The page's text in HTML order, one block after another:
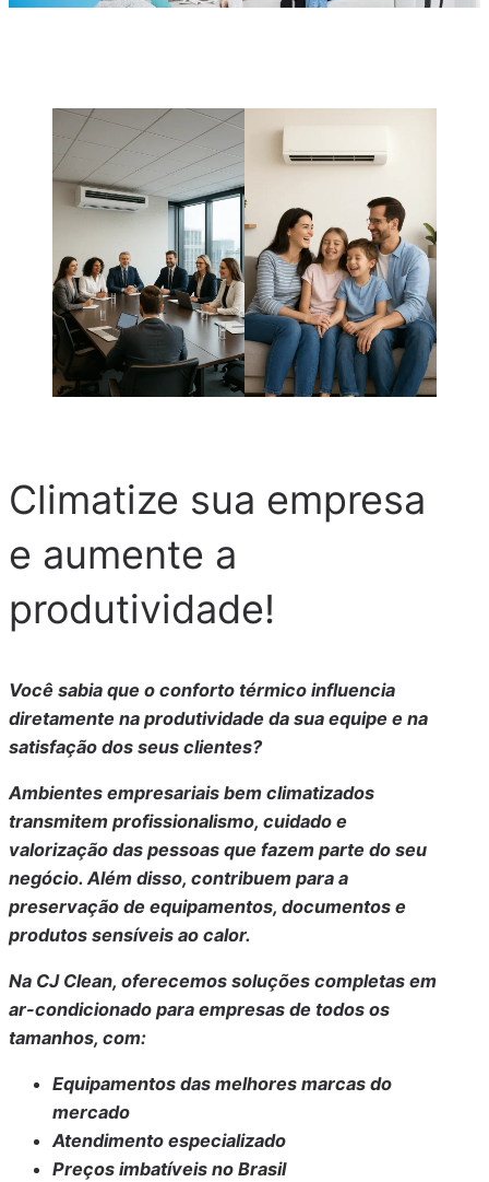
Climatize sua empresa
e aumente a
produtividade!
Você sabia que o conforto térmico influencia
diretamente na produtividade da sua equipe e na
satisfação dos seus clientes?
Ambientes empresariais bem climatizados
transmitem profissionalismo, cuidado e
valorização das pessoas que fazem parte do seu
negócio. Além disso, contribuem para a
preservação de equipamentos, documentos e
produtos sensíveis ao calor.
Na CJ Clean, oferecemos soluções completas em
ar-condicionado para empresas de todos os
tamanhos, com:
Equipamentos das melhores marcas do
mercado
Atendimento especializado
Preços imbatíveis no Brasil